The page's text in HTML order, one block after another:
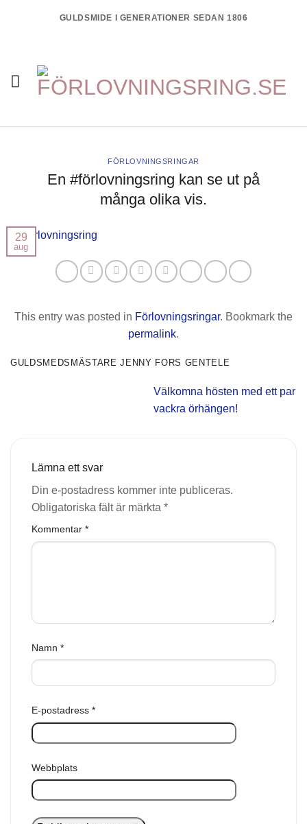
GULDSMIDE I GENERATIONER SEDAN 1806
FÖRLOVNINGSRINGAR
En #förlovningsring kan se ut på
många olika vis.
29
aug
This entry was posted in Förlovningsringar. Bookmark the
permalink.
GULDSMEDSMÄSTARE JENNY FORS GENTELE
Välkomna hösten med ett par
vackra örhängen!
Lämna ett svar
Din e-postadress kommer inte publiceras.
Obligatoriska fält är märkta *
Kommentar *
Namn *
E-postadress *
Webbplats